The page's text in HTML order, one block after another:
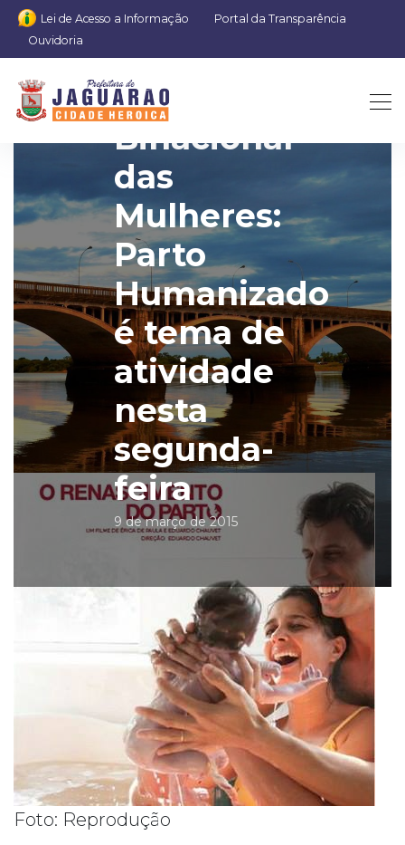
Lei de Acesso a Informação
Portal da Transparência
Ouvidoria
Semana
Binacional
das
Mulheres:
Parto
Humanizado
é tema de
atividade
nesta
segunda-
feira
9 de março de 2015
Foto: Reprodução